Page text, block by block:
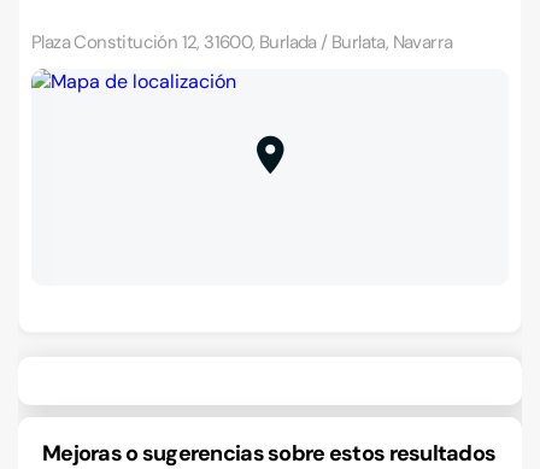
Plaza Constitución 12, 31600, Burlada / Burlata, Navarra
Mejoras o sugerencias sobre estos resultados